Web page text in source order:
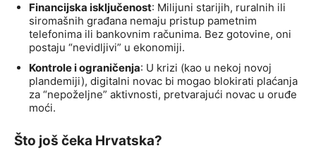
Financijska isključenost: Milijuni starijih, ruralnih ili
siromašnih građana nemaju pristup pametnim
telefonima ili bankovnim računima. Bez gotovine, oni
postaju “nevidljivi” u ekonomiji.
Kontrole i ograničenja: U krizi (kao u nekoj novoj
plandemiji), digitalni novac bi mogao blokirati plaćanja
za “nepoželjne” aktivnosti, pretvarajući novac u oruđe
moći.
Što još čeka Hrvatska?